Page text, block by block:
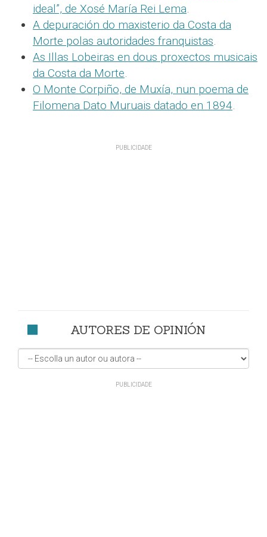
ideal”, de Xosé María Rei Lema.
A depuración do maxisterio da Costa da
Morte polas autoridades franquistas.
As Illas Lobeiras en dous proxectos musicais
da Costa da Morte.
O Monte Corpiño, de Muxía, nun poema de
Filomena Dato Muruais datado en 1894.
AUTORES DE OPINIÓN